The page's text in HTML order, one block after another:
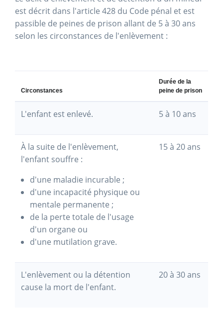
est décrit dans l'article 428 du Code pénal et est
passible de peines de prison allant de 5 à 30 ans
selon les circonstances de l'enlèvement :
Circonstances
Durée de la
peine de prison
L'enfant est enlevé. 5 à 10 ans
À la suite de l'enlèvement,
l'enfant souffre :
d'une maladie incurable ;
d'une incapacité physique ou
mentale permanente ;
de la perte totale de l'usage
d'un organe ou
d'une mutilation grave.
15 à 20 ans
L'enlèvement ou la détention
cause la mort de l'enfant.
20 à 30 ans